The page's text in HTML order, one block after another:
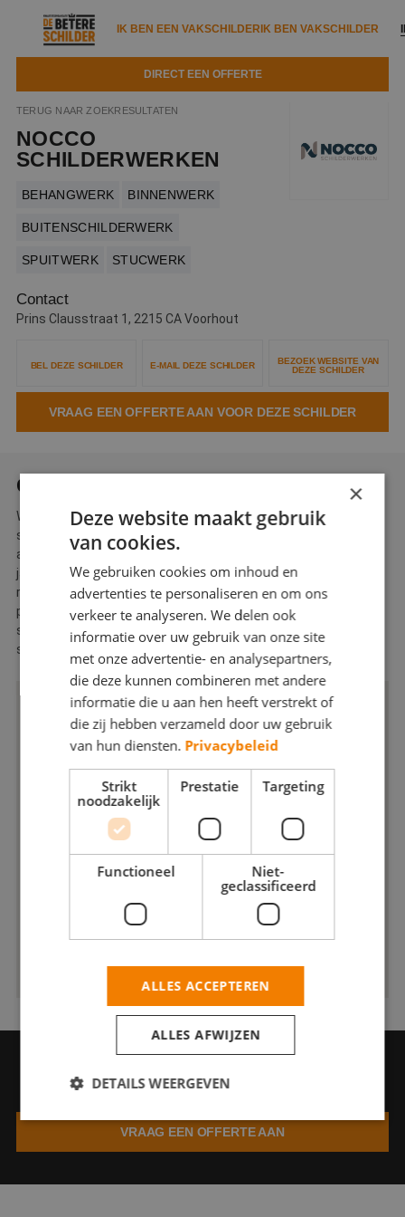
IK BEN EEN VAKSCHILDERIK BEN VAKSCHILDER
DIRECT EEN OFFERTE
IK BEN EEN VAKSCHILDER
Documenten
Kennisbank
Trainingen
Partners
IK ZOEK EEN VAKSCHILDERVAKSCHILDER ZOEKEN
Zoeken naar een schilder
Tips
Service
Binnenschilderwerk
DIRECT EEN OFFERTE
Over ons
Nieuws & blog
TERUG NAAR ZOEKRESULTATEN
NOCCO
SCHILDERWERKEN
BEHANGWERK BINNENWERK
BUITENSCHILDERWERK
SPUITWERK STUCWERK
Contact
Prins Clausstraat 1, 2215 CA Voorhout
BEL DEZE SCHILDER E-MAIL DEZE SCHILDER
BEZOEK WEBSITE VAN
DEZE SCHILDER
VRAAG EEN OFFERTE AAN VOOR DEZE SCHILDER
OVER NOCCO SCHILDERWERKEN
Wij Nocco Schilderwerken zijn een professioneel
schildersbedrijf. Wij leveren kwaliteit en maatwerk. Tevens
adviseren wij u graag over alle mogelijkheden. Door onze
jarenlange ervaring hebben we voldoende ideeën om van uw
ruimte iets speciaals te maken. We streven ernaar om elk
project tijdig en met de hoogste kwaliteit af te ronden. Onze
schilderwerken worden uitgevoerd met passie en tegen de
scherpst mogelijke prijs.
VRAAG EEN OFFERTE AAN
Vraag een offerte aan bij Nocco Schilderwerken
VRAAG EEN OFFERTE AAN
×
Deze website maakt gebruik
van cookies.
We gebruiken cookies om inhoud en
advertenties te personaliseren en om ons
verkeer te analyseren. We delen ook
informatie over uw gebruik van onze site
met onze advertentie- en analysepartners,
die deze kunnen combineren met andere
informatie die u aan hen heeft verstrekt of
die zij hebben verzameld door uw gebruik
van hun diensten. Privacybeleid
Strikt
noodzakelijk
Prestatie Targeting
Functioneel
Niet-
geclassificeerd
ALLES ACCEPTEREN
ALLES AFWIJZEN
DETAILS WEERGEVEN
Strikt noodzakelijk Prestatie
Targeting
Functioneel
Niet-geclassificeerd